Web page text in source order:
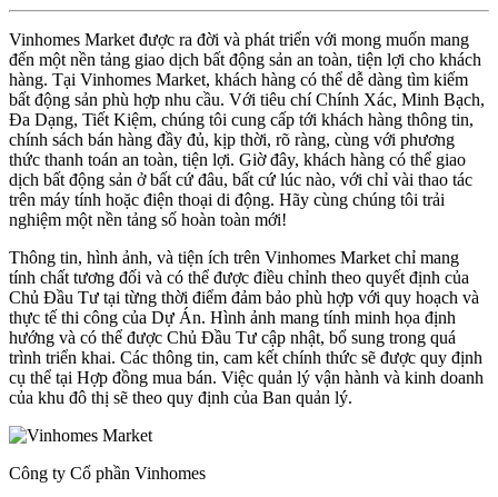
Vinhomes Market được ra đời và phát triển với mong muốn mang
đến một nền tảng giao dịch bất động sản an toàn, tiện lợi cho khách
hàng. Tại Vinhomes Market, khách hàng có thể dễ dàng tìm kiếm
bất động sản phù hợp nhu cầu. Với tiêu chí Chính Xác, Minh Bạch,
Đa Dạng, Tiết Kiệm, chúng tôi cung cấp tới khách hàng thông tin,
chính sách bán hàng đầy đủ, kịp thời, rõ ràng, cùng với phương
thức thanh toán an toàn, tiện lợi. Giờ đây, khách hàng có thể giao
dịch bất động sản ở bất cứ đâu, bất cứ lúc nào, với chỉ vài thao tác
trên máy tính hoặc điện thoại di động. Hãy cùng chúng tôi trải
nghiệm một nền tảng số hoàn toàn mới!
Thông tin, hình ảnh, và tiện ích trên Vinhomes Market chỉ mang
tính chất tương đối và có thể được điều chỉnh theo quyết định của
Chủ Đầu Tư tại từng thời điểm đảm bảo phù hợp với quy hoạch và
thực tế thi công của Dự Án. Hình ảnh mang tính minh họa định
hướng và có thể được Chủ Đầu Tư cập nhật, bổ sung trong quá
trình triển khai. Các thông tin, cam kết chính thức sẽ được quy định
cụ thể tại Hợp đồng mua bán. Việc quản lý vận hành và kinh doanh
của khu đô thị sẽ theo quy định của Ban quản lý.
Công ty Cổ phần Vinhomes